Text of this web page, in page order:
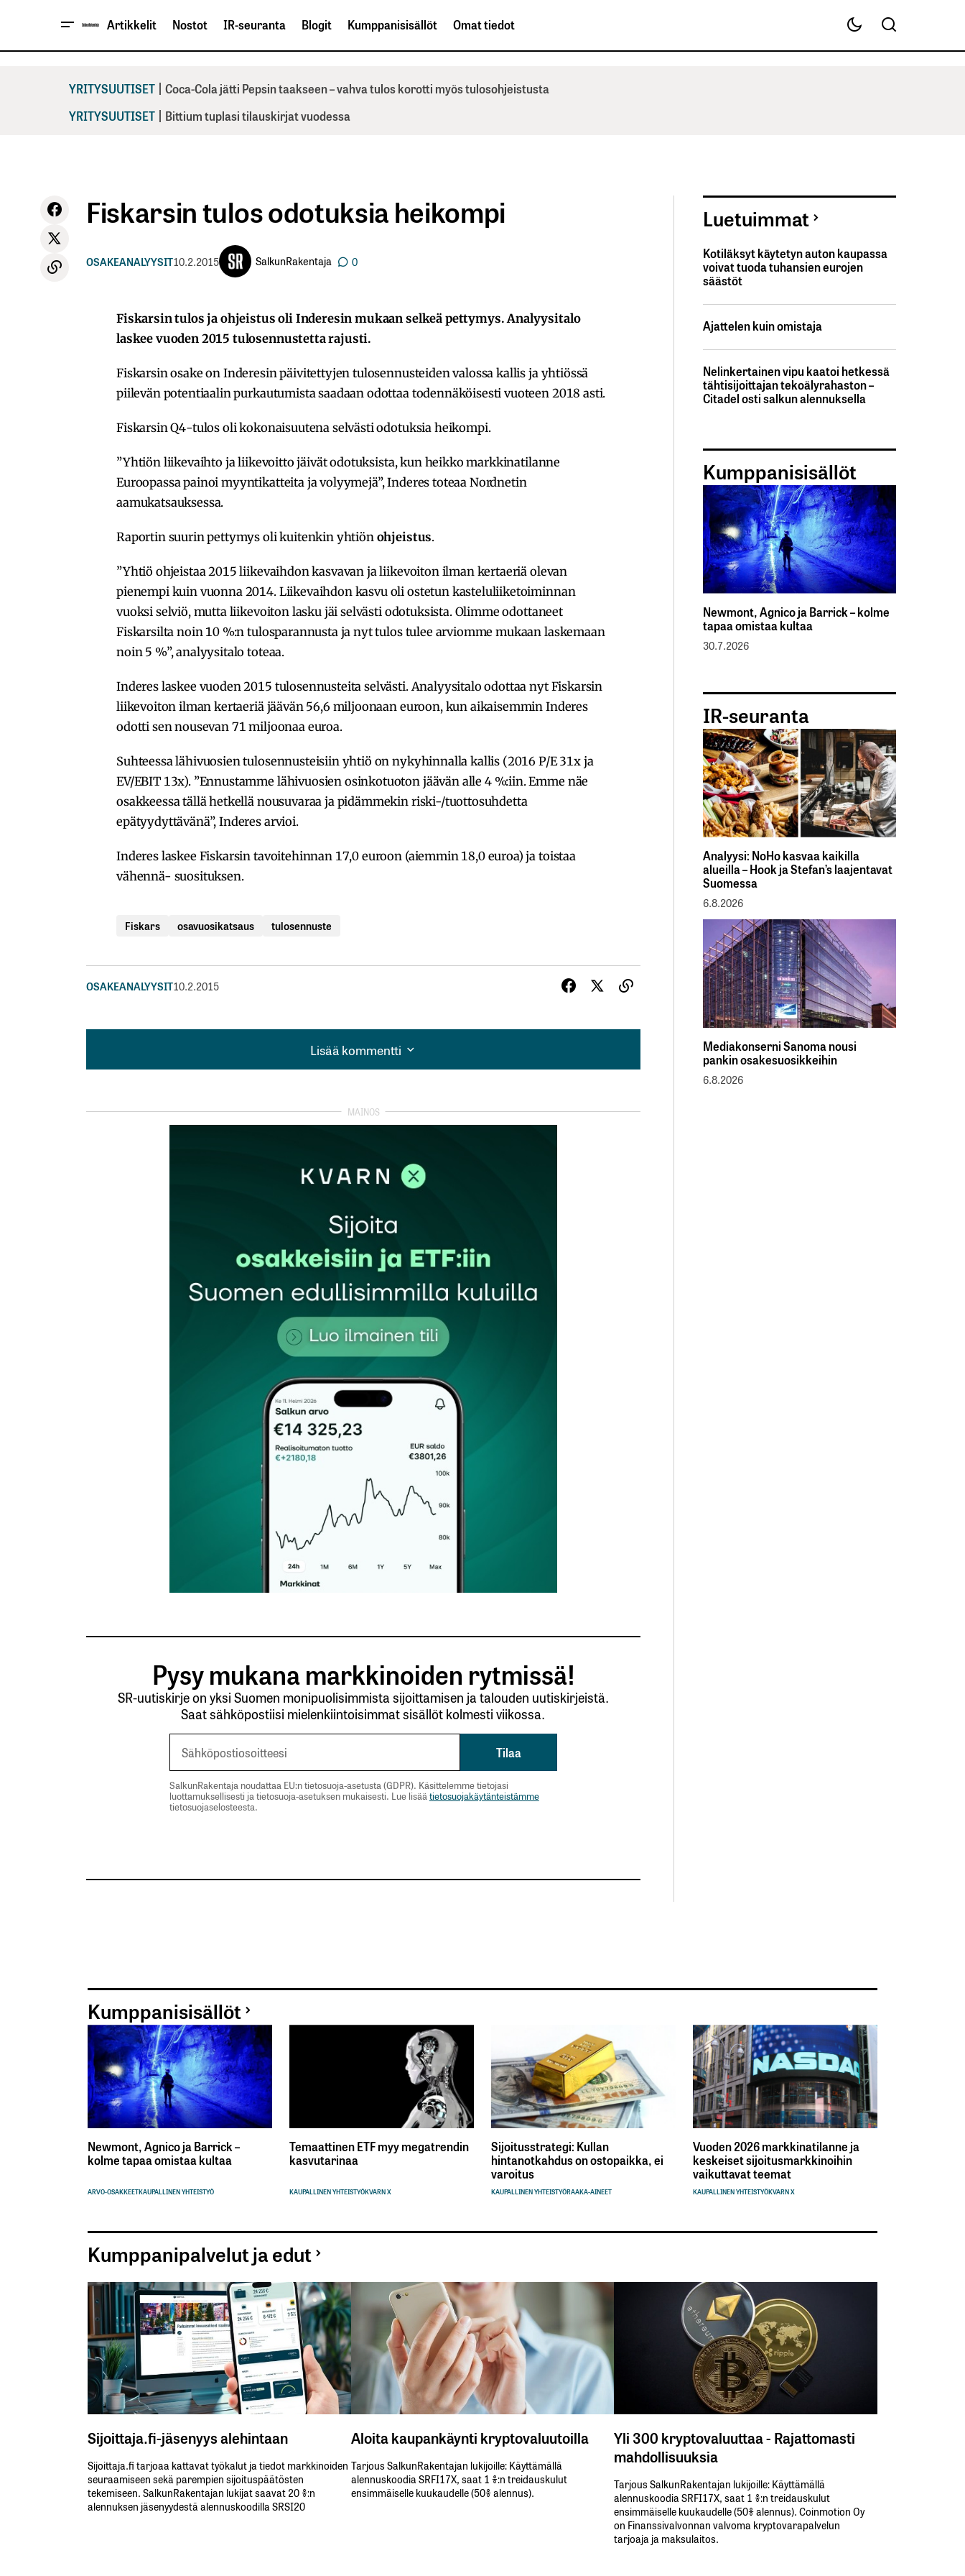
Artikkelit Nostot IR-seuranta Blogit Kumppanisisällöt Omat tiedot
YRITYSUUTISET | Coca-Cola jätti Pepsin taakseen – vahva tulos korotti myös tulosohjeistusta
YRITYSUUTISET | Bittium tuplasi tilauskirjat vuodessa
Fiskarsin tulos odotuksia heikompi
OSAKEANALYYSIT10.2.2015 SalkunRakentaja 0
Fiskarsin tulos ja ohjeistus oli Inderesin mukaan selkeä pettymys. Analyysitalo
laskee vuoden 2015 tulosennustetta rajusti.
Fiskarsin osake on Inderesin päivitettyjen tulosennusteiden valossa kallis ja yhtiössä
piilevän potentiaalin purkautumista saadaan odottaa todennäköisesti vuoteen 2018 asti.
Fiskarsin Q4-tulos oli kokonaisuutena selvästi odotuksia heikompi.
”Yhtiön liikevaihto ja liikevoitto jäivät odotuksista, kun heikko markkinatilanne
Euroopassa painoi myyntikatteita ja volyymejä”, Inderes toteaa Nordnetin
aamukatsauksessa.
Raportin suurin pettymys oli kuitenkin yhtiön ohjeistus.
”Yhtiö ohjeistaa 2015 liikevaihdon kasvavan ja liikevoiton ilman kertaeriä olevan
pienempi kuin vuonna 2014. Liikevaihdon kasvu oli ostetun kasteluliiketoiminnan
vuoksi selviö, mutta liikevoiton lasku jäi selvästi odotuksista. Olimme odottaneet
Fiskarsilta noin 10 %:n tulosparannusta ja nyt tulos tulee arviomme mukaan laskemaan
noin 5 %”, analyysitalo toteaa.
Inderes laskee vuoden 2015 tulosennusteita selvästi. Analyysitalo odottaa nyt Fiskarsin
liikevoiton ilman kertaeriä jäävän 56,6 miljoonaan euroon, kun aikaisemmin Inderes
odotti sen nousevan 71 miljoonaa euroa.
Suhteessa lähivuosien tulosennusteisiin yhtiö on nykyhinnalla kallis (2016 P/E 31x ja
EV/EBIT 13x). ”Ennustamme lähivuosien osinkotuoton jäävän alle 4 %:iin. Emme näe
osakkeessa tällä hetkellä nousuvaraa ja pidämmekin riski-/tuottosuhdetta
epätyydyttävänä”, Inderes arvioi.
Inderes laskee Fiskarsin tavoitehinnan 17,0 euroon (aiemmin 18,0 euroa) ja toistaa
vähennä- suosituksen.
Fiskars osavuosikatsaus tulosennuste
OSAKEANALYYSIT10.2.2015
Lisää kommentti
Lisää kommentti
Sähköpostiosoitteesi
Tilaa SalkunRakentajan uutiskirje
Pysy mukana markkinoiden rytmissä!
SR-uutiskirje on yksi Suomen monipuolisimmista sijoittamisen ja talouden uutiskirjeistä.
Saat sähköpostiisi mielenkiintoisimmat sisällöt kolmesti viikossa.
SalkunRakentaja noudattaa EU:n tietosuoja-asetusta (GDPR). Käsittelemme tietojasi
luottamuksellisesti ja tietosuoja-asetuksen mukaisesti. Lue lisää tietosuojakäytänteistämme
tietosuojaselosteesta.
Luetuimmat
Kotiläksyt käytetyn auton kaupassa
voivat tuoda tuhansien eurojen
säästöt
Ajattelen kuin omistaja
Nelinkertainen vipu kaatoi hetkessä
tähtisijoittajan tekoälyrahaston –
Citadel osti salkun alennuksella
Kumppanisisällöt
Newmont, Agnico ja Barrick – kolme
tapaa omistaa kultaa
30.7.2026
IR-seuranta
Analyysi: NoHo kasvaa kaikilla
alueilla – Hook ja Stefan’s laajentavat
Suomessa
6.8.2026
Mediakonserni Sanoma nousi
pankin osakesuosikkeihin
6.8.2026
Kumppanisisällöt
Newmont, Agnico ja Barrick –
kolme tapaa omistaa kultaa
ARVO-OSAKKEETKAUPALLINEN YHTEISTYÖ
Temaattinen ETF myy megatrendin
kasvutarinaa
KAUPALLINEN YHTEISTYÖKVARN X
Sijoitusstrategi: Kullan
hintanotkahdus on ostopaikka, ei
varoitus
KAUPALLINEN YHTEISTYÖRAAKA-AINEET
Vuoden 2026 markkinatilanne ja
keskeiset sijoitusmarkkinoihin
vaikuttavat teemat
KAUPALLINEN YHTEISTYÖKVARN X
Kumppanipalvelut ja edut
Sijoittaja.fi-jäsenyys alehintaan
Sijoittaja.fi tarjoaa kattavat työkalut ja tiedot markkinoiden
seuraamiseen sekä parempien sijoituspäätösten
tekemiseen. SalkunRakentajan lukijat saavat 20 %:n
alennuksen jäsenyydestä alennuskoodilla SRSI20
Aloita kaupankäynti kryptovaluutoilla
Tarjous SalkunRakentajan lukijoille: Käyttämällä​ ​
alennuskoodia​ ​SRFI17X,​ ​saat​ ​1 %:n treidauskulut​ ​
ensimmäiselle​ ​kuukaudelle​ ​(50%​ ​alennus).
Yli 300 kryptovaluuttaa - Rajattomasti
mahdollisuuksia
Tarjous SalkunRakentajan lukijoille: Käyttämällä​ ​
alennuskoodia​ ​SRFI17X,​ ​saat​ ​1 %:n treidauskulut​ ​
ensimmäiselle​ ​kuukaudelle​ ​(50%​ ​alennus). Coinmotion Oy
on Finanssivalvonnan valvoma kryptovarapalvelun
tarjoaja ja maksulaitos.